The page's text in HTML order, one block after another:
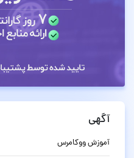
آگهی
آموزش ووکامرس